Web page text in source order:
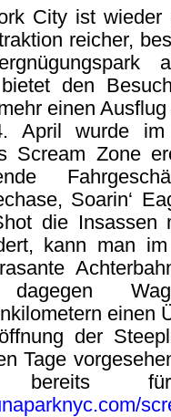
City ist wieder
reicher,
den
einen
April wurde im
Scream Zone
Soarin‘
die
kann man
dagegen
einen
der
Tage
bereits für